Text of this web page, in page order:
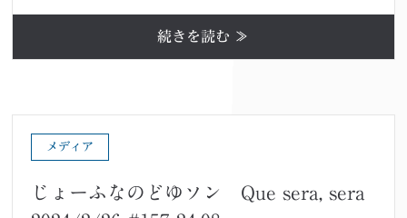
続きを読む ≫
メディア
じょーふなのどゆソン Que sera, sera